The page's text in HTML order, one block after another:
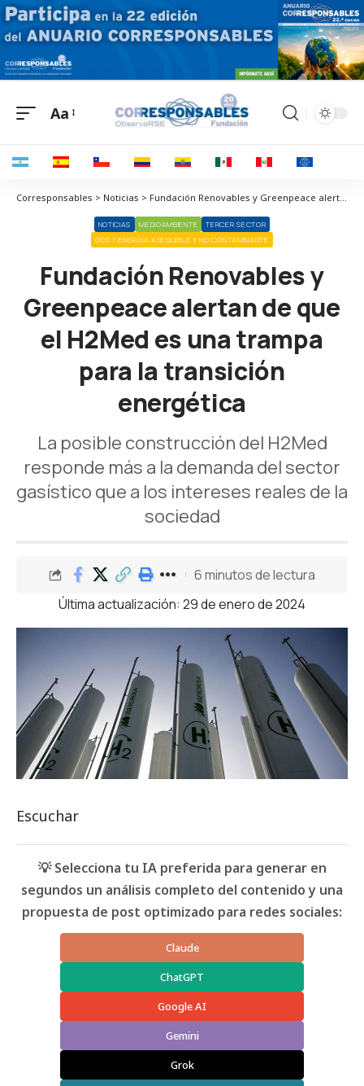
Aa
Corresponsables > Noticias > Fundación Renovables y Greenpeace alertan de que el H2Med es una trampa para la transición energética
NOTICIAS MEDIOAMBIENTE
TERCER SECTOR
ODS 7 ENERGÍA ASEQUIBLE Y NO CONTAMINANTE
Fundación Renovables y
Greenpeace alertan de que
el H2Med es una trampa
para la transición
energética
La posible construcción del H2Med
responde más a la demanda del sector
gasístico que a los intereses reales de la
sociedad
Última actualización: 29 de enero de 2024
6 minutos de lectura
Escuchar
💡 Selecciona tu IA preferida para generar en
segundos un análisis completo del contenido y una
propuesta de post optimizado para redes sociales:
Claude
ChatGPT
Google AI
Gemini
Grok